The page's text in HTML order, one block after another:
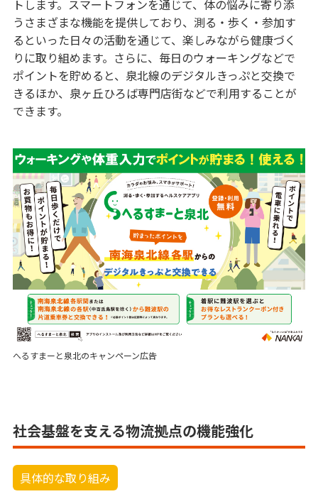
トします。スマートフォンを通じて、体の悩みに寄り添
うさまざまな機能を提供しており、測る・歩く・参加す
るといった日々の活動を通じて、楽しみながら健康づく
りに取り組めます。さらに、毎日のウォーキングなどで
ポイントを貯めると、泉北線のデジタルきっぷと交換で
きるほか、泉ヶ丘ひろば専門店街などで利用することが
できます。
へるすまーと泉北のキャンペーン広告
社会基盤を支える物流拠点の機能強化
具体的な取り組み